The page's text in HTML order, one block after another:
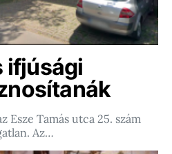
ifjúsági
Esze Tamás utca 25. szám
Az…